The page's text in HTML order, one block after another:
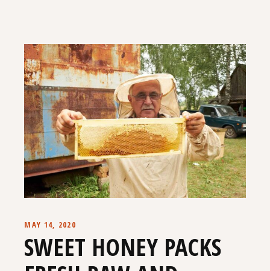
MAY 14, 2020
SWEET HONEY PACKS